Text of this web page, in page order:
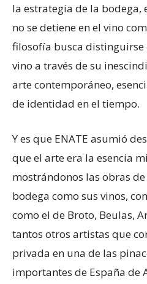
la estrategia de la bodega,
no se detiene en el vino
filosofía busca
vino a través de su
arte contemporáneo,
de identidad en el tiempo.
Y es que ENATE asumió
que el arte era la esencia
mostrándonos las obras
bodega como sus vinos,
como el de Broto, Beulas,
tantos otros artistas que
privada en una de las
importantes de España de